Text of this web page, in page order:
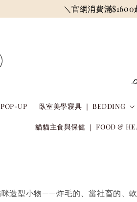
＼官網消費滿
UP 臥室美學寢具 ｜ BEDDING
貓貓主食與保健 ｜ FOOD &
造型小物——炸毛的、當社畜的、